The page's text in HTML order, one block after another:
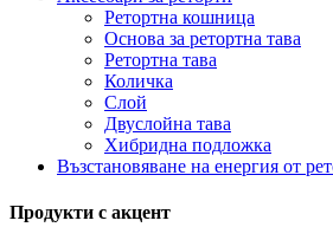
Ретортна кошница
Основа за ретортна тава
Ретортна тава
Количка
Слой
Двуслойна тава
Хибридна подложка
Възстановяване на енергия от
Продукти с акцент